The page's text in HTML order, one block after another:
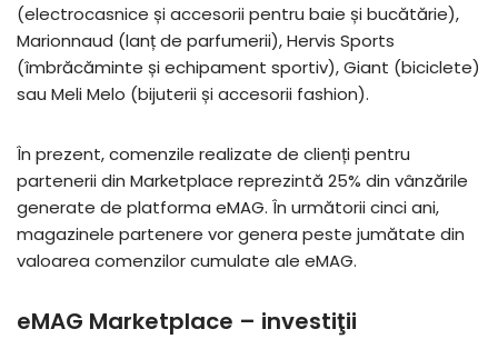
(electrocasnice și accesorii pentru baie și bucătărie),
Marionnaud (lanț de parfumerii), Hervis Sports
(îmbrăcăminte și echipament sportiv), Giant (biciclete)
sau Meli Melo (bijuterii și accesorii fashion).
În prezent, comenzile realizate de clienți pentru
partenerii din Marketplace reprezintă 25% din vânzările
generate de platforma eMAG. În următorii cinci ani,
magazinele partenere vor genera peste jumătate din
valoarea comenzilor cumulate ale eMAG.
eMAG Marketplace – investiţii